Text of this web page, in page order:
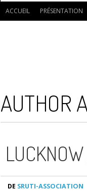
ACCUEIL PRÉSENTATION
AUTHOR
DE SRUTI-ASSOCIATION